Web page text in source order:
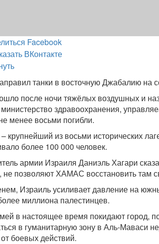
Facebook
ВКонтакте
танки в восточную Джабалию на
после ночи тяжёлых воздушных и
здравоохранения,
менее восьми погибли.
крупнейший из восьми исторических
более 100 000 человек.
армии Израиля Даниэль Хагари
позволяют ХАМАС восстановить там
Израиль усиливает давление на
миллиона палестинцев.
в настоящее время покидают город,
в гуманитарную зону в Аль-Маваси
боевых действий.